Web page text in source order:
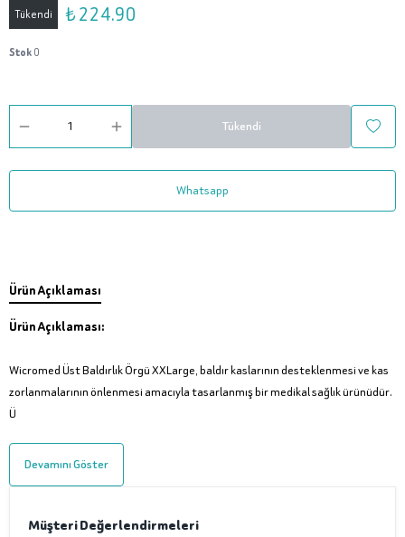
Tükendi ₺ 224.90
Stok0
Tükendi
Whatsapp
Ürün Açıklaması
Ürün Açıklaması:
Wicromed Üst Baldırlık Örgü XXLarge, baldır kaslarının desteklenmesi ve kas
zorlanmalarının önlenmesi amacıyla tasarlanmış bir medikal sağlık ürünüdür.
Ü
Devamını Göster
Müşteri Değerlendirmeleri